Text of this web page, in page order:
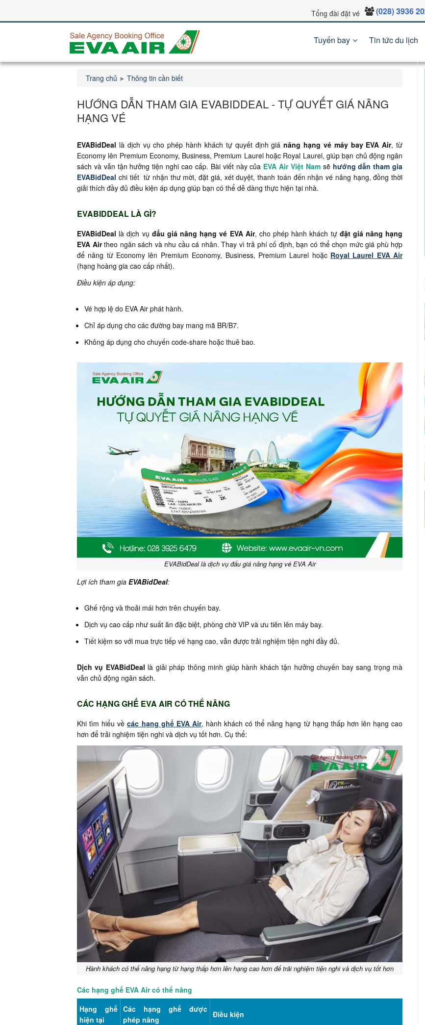
Tổng đài đặt vé (028) 3936
Tuyến bay Tin tức du lịch
Trang chủ Thông tin cần biết
HƯỚNG DẪN THAM GIA EVABIDDEAL - TỰ QUYẾT GIÁ NÂNG
HẠNG VÉ
EVABidDeal là dịch vụ cho phép hành khách tự quyết định giá nâng hạng vé máy bay EVA Air, từ
Economy lên Premium Economy, Business, Premium Laurel hoặc Royal Laurel, giúp bạn chủ động ngân
sách và vẫn tận hưởng tiện nghi cao cấp. Bài viết này của EVA Air Việt Namsẽ hướng dẫn tham gia
EVABidDeal chi tiết từ nhận thư mời, đặt giá, xét duyệt, thanh toán đến nhận vé nâng hạng, đồng thời
giải thích đầy đủ điều kiện áp dụng giúp bạn có thể dễ dàng thực hiện tại nhà.
EVABIDDEAL LÀ GÌ?
EVABidDeal là dịch vụ đấu giá nâng hạng vé EVA Air, cho phép hành khách tự đặt giá nâng hạng
EVA Airtheo ngân sách và nhu cầu cá nhân. Thay vì trả phí cố định, bạn có thể chọn mức giá phù hợp
để nâng từ Economy lên Premium Economy, Business, Premium Laurel hoặc Royal Laurel EVA Air
(hạng hoàng gia cao cấp nhất).
Điều kiện áp dụng:
Vé hợp lệ do EVA Air phát hành.
Chỉ áp dụng cho các đường bay mang mã BR/B7.
Không áp dụng cho chuyến code-share hoặc thuê bao.
EVABidDeal là dịch vụ đấu giá nâng hạng vé EVA Air
Lợi ích tham gia EVABidDeal:
Ghế rộng và thoải mái hơn trên chuyến bay.
Dịch vụ cao cấp như suất ăn đặc biệt, phòng chờ VIP và ưu tiên lên máy bay.
Tiết kiệm so với mua trực tiếp vé hạng cao, vẫn được trải nghiệm tiện nghi đầy đủ.
Dịch vụ EVABidDeal là giải pháp thông minh giúp hành khách tận hưởng chuyến bay sang trọng mà
vẫn chủ động ngân sách.
CÁC HẠNG GHẾ EVA AIR CÓ THỂ NÂNG
Khi tìm hiểu vềcác hạng ghế EVA Air, hành khách có thể nâng hạng từ hạng thấp hơn lên hạng cao
hơn để trải nghiệm tiện nghi và dịch vụ tốt hơn. Cụ thể:
Hành khách có thể nâng hạng từ hạng thấp hơn lên hạng cao hơn để trải nghiệm tiện nghi và dịch vụ tốt hơn
Các hạng ghế EVA Air có thể nâng
Hạng ghế
hiện tại
Các hạng ghế được
phép nâng
Điều kiện